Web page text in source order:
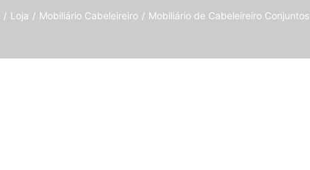
/ Loja / Mobiliário Cabeleireiro / Mobiliário de Cabeleireiro Conjuntos